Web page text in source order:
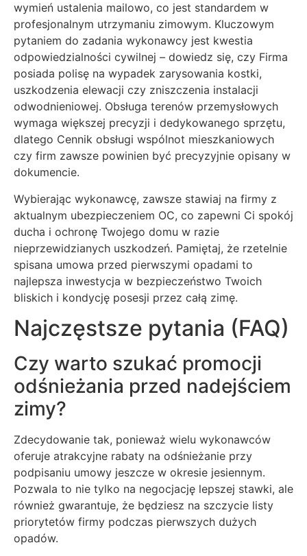
wymień ustalenia mailowo, co jest standardem w
profesjonalnym utrzymaniu zimowym. Kluczowym
pytaniem do zadania wykonawcy jest kwestia
odpowiedzialności cywilnej – dowiedz się, czy Firma
posiada polisę na wypadek zarysowania kostki,
uszkodzenia elewacji czy zniszczenia instalacji
odwodnieniowej. Obsługa terenów przemysłowych
wymaga większej precyzji i dedykowanego sprzętu,
dlatego Cennik obsługi wspólnot mieszkaniowych
czy firm zawsze powinien być precyzyjnie opisany w
dokumencie.
Wybierając wykonawcę, zawsze stawiaj na firmy z
aktualnym ubezpieczeniem OC, co zapewni Ci spokój
ducha i ochronę Twojego domu w razie
nieprzewidzianych uszkodzeń. Pamiętaj, że rzetelnie
spisana umowa przed pierwszymi opadami to
najlepsza inwestycja w bezpieczeństwo Twoich
bliskich i kondycję posesji przez całą zimę.
Najczęstsze pytania (FAQ)
Czy warto szukać promocji
odśnieżania przed nadejściem
zimy?
Zdecydowanie tak, ponieważ wielu wykonawców
oferuje atrakcyjne rabaty na odśnieżanie przy
podpisaniu umowy jeszcze w okresie jesiennym.
Pozwala to nie tylko na negocjację lepszej stawki, ale
również gwarantuje, że będziesz na szczycie listy
priorytetów firmy podczas pierwszych dużych
opadów.